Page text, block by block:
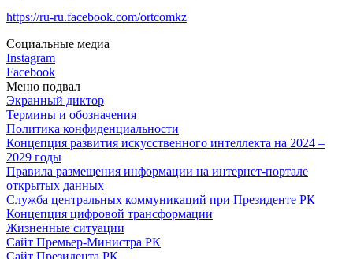
https://ru-ru.facebook.com/ortcomkz
Социальные медиа
Instagram
Facebook
Меню подвал
Экранный диктор
Термины и обозначения
Политика конфиденциальности
Концепция развития искусственного интеллекта на 2024 –
2029 годы
Правила размещения информации на интернет-портале
открытых данных
Служба центральных коммуникаций при Президенте РК
Концепция цифровой трансформации
Жизненные ситуации
Сайт Премьер-Министра РК
Сайт Президента РК